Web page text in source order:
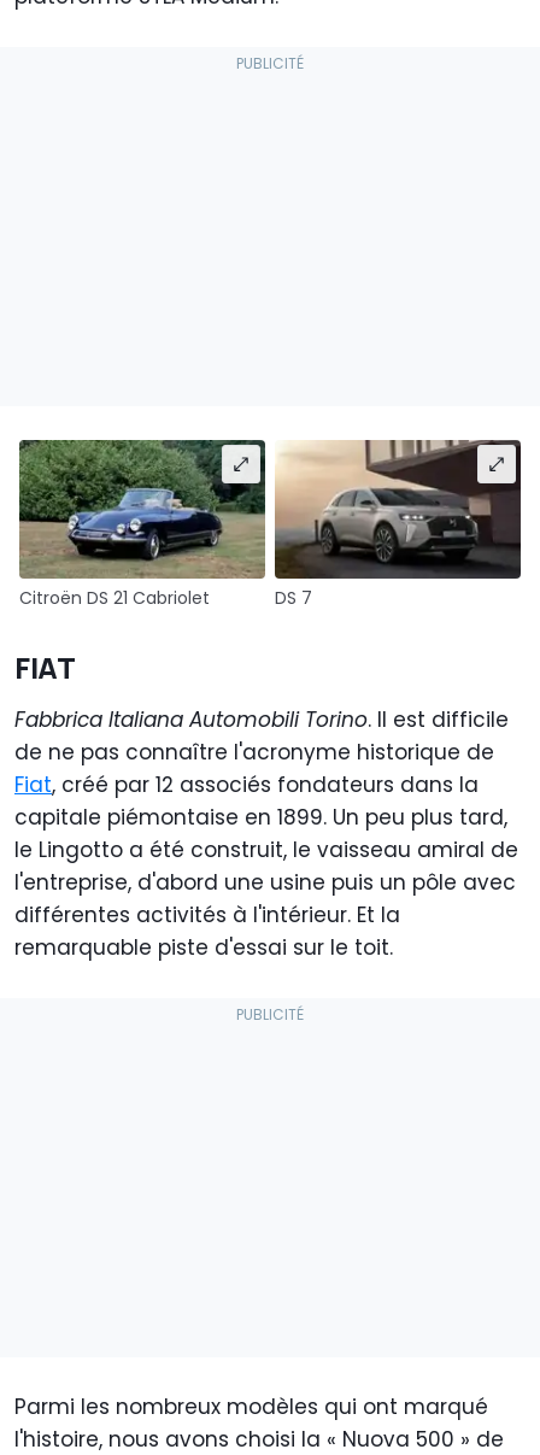
Citroën DS 21 Cabriolet DS 7
FIAT
Fabbrica Italiana Automobili Torino. Il est difficile
de ne pas connaître l'acronyme historique de
Fiat, créé par 12 associés fondateurs dans la
capitale piémontaise en 1899. Un peu plus tard,
le Lingotto a été construit, le vaisseau amiral de
l'entreprise, d'abord une usine puis un pôle avec
différentes activités à l'intérieur. Et la
remarquable piste d'essai sur le toit.
Parmi les nombreux modèles qui ont marqué
l'histoire, nous avons choisi la « Nuova 500 » de